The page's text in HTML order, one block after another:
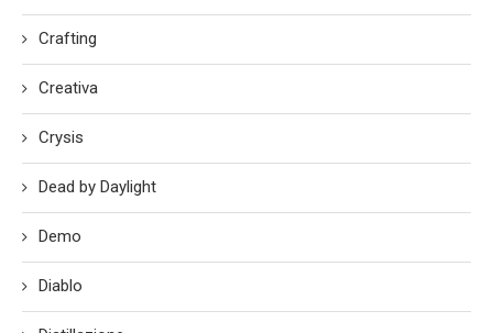
Crafting
Creativa
Crysis
Dead by Daylight
Demo
Diablo